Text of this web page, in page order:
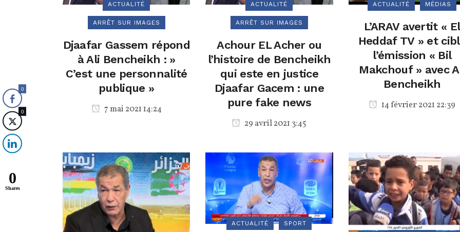
ACTUALITÉ
ARRÊT SUR IMAGES
Djaafar Gassem répond
à Ali Bencheikh : »
C’est une personnalité
publique »
7 mai 2021 14:24
ACTUALITÉ
ARRÊT SUR IMAGES
Achour EL Acher ou
l’histoire de Bencheikh
qui este en justice
Djaafar Gacem : une
pure fake news
29 avril 2021 3:45
ACTUALITÉ MÉDIAS
L’ARAV avertit « El
Heddaf TV » et
l’émission « Bil
Makchouf » avec
Bencheikh
14 février 2021 22:39
ACTUALITÉ SPORT
0
0
0
Shares